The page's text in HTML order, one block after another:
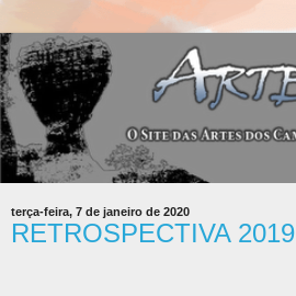
terça-feira, 7 de janeiro de 2020
RETROSPECTIVA 2019